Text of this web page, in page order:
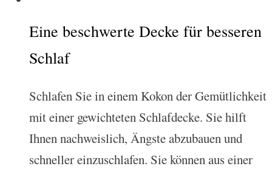
Eine beschwerte Decke für besseren
Schlaf
Schlafen Sie in einem Kokon der Gemütlichkeit
mit einer gewichteten Schlafdecke. Sie hilft
Ihnen nachweislich, Ängste abzubauen und
schneller einzuschlafen. Sie können aus einer